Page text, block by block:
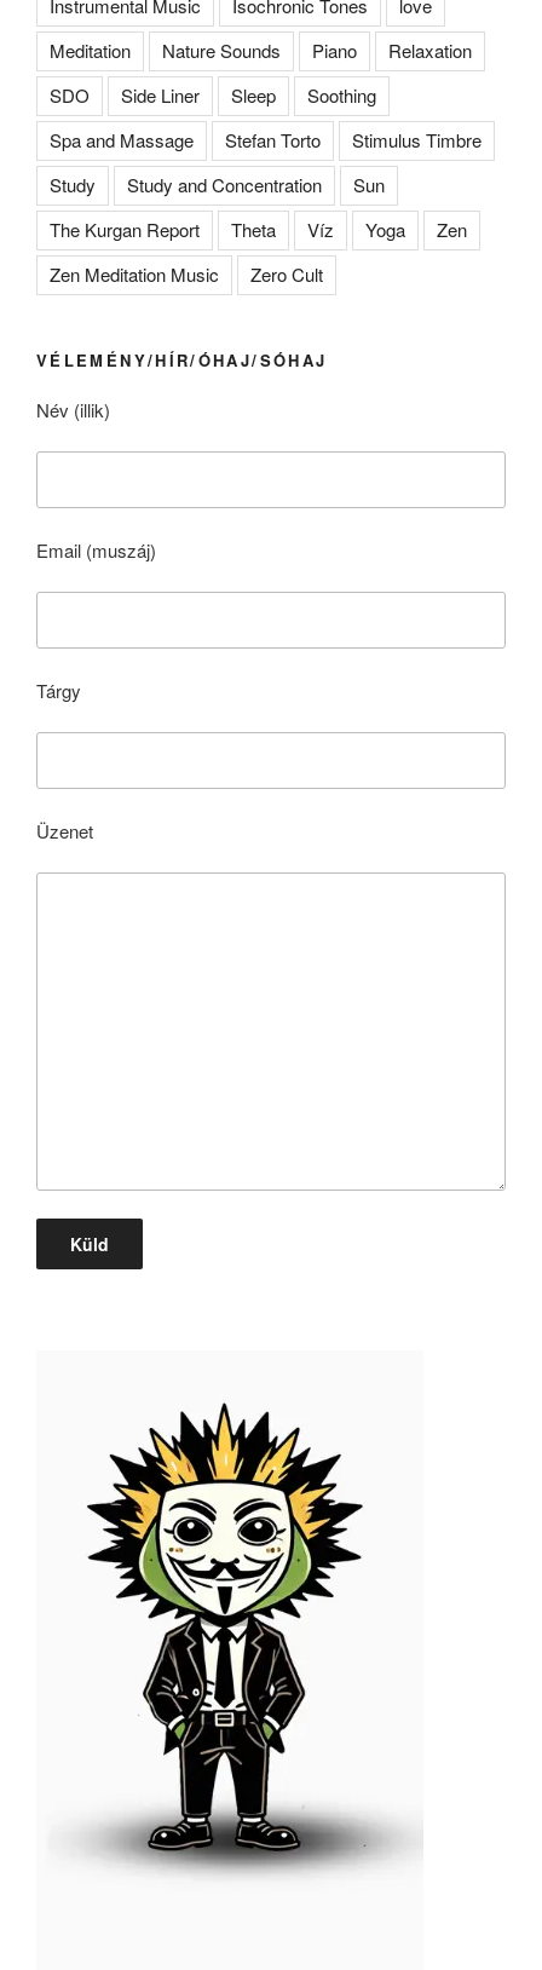
Instrumental Music Isochronic Tones
love
Meditation
Nature Sounds Piano
Relaxation
SDO
Side Liner Sleep
Soothing
Spa and Massage
Stefan Torto
Stimulus Timbre
Study
Study and Concentration
Sun
The Kurgan Report
Theta Víz Yoga
Zen
Zen Meditation Music
Zero Cult
VÉLEMÉNY/HÍR/ÓHAJ/SÓHAJ
Név (illik)
Email (muszáj)
Tárgy
Üzenet